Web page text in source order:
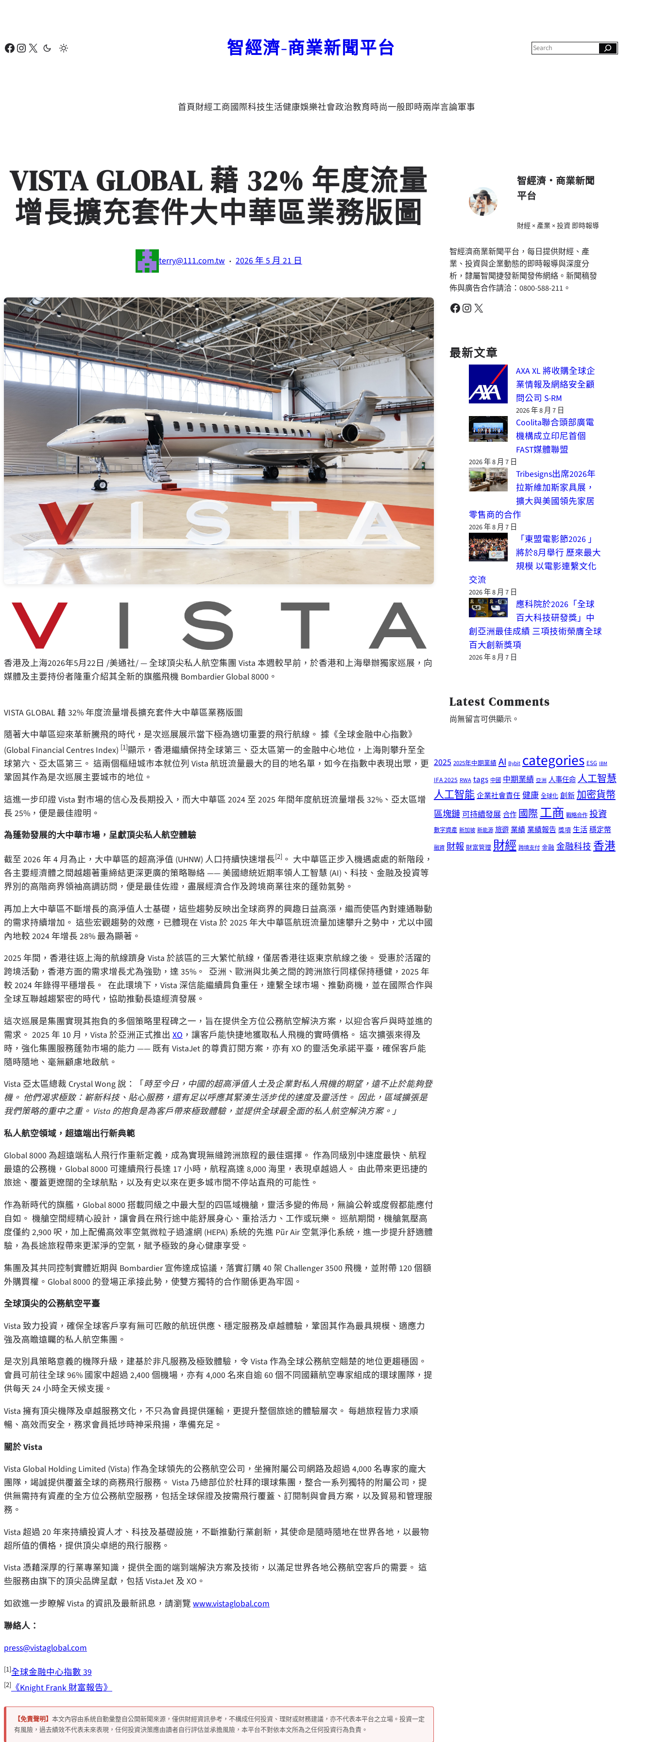
要
Facebook Instagram X 智經濟-商業新聞平台
c
首頁財經工商國際科技生活健康娛樂社會政治教育時尚一般即時兩岸言論軍事
VISTA GLOBAL 藉 32% 年度流量
增長擴充套件大中華區業務版圖
terry@111.com.tw · 2026 年 5 月 21 日
香港及上海2026年5月22日 /美通社/ — 全球頂尖私人航空集團 Vista 本週較早前，於香港和上海舉辦獨家巡展，向
媒體及主要持份者隆重介紹其全新的旗艦飛機 Bombardier Global 8000。
VISTA GLOBAL 藉 32% 年度流量增長擴充套件大中華區業務版圖
隨著大中華區迎來革新騰飛的時代，是次巡展展示當下極為適切重要的飛行航線。 據《全球金融中心指數》
(Global Financial Centres Index) [1]顯示，香港繼續保持全球第三、亞太區第一的金融中心地位，上海則攀升至全
球第六、亞太區第三。 這兩個樞紐城市本就位列 Vista 航班流量最大的目的地名單，如今在指數中表現出眾，更
鞏固其作為是次巡展主要城市的地位。
這進一步印證 Vista 對市場的信心及長期投入，而大中華區 2024 至 2025 年間年度航班流量增長 32%、亞太區增
長 25%，便是最佳證明。
為蓬勃發展的大中華市場，呈獻頂尖私人航空體驗
截至 2026 年 4 月為止，大中華區的超高淨值 (UHNW) 人口持續快速增長[2] 。 大中華區正步入機遇處處的新階段，
各主要經濟體之間越趨著重締結更深更廣的策略聯絡 —— 美國總統近期率領人工智慧 (AI)、科技、金融及投資等
界別的高階商界領袖高調訪問，便是最佳佐證，盡展經濟合作及跨境商業往來的蓬勃氣勢。
再加上大中華區不斷增長的高淨值人士基礎，這些趨勢反映出全球商界的興趣日益高漲，繼而使區內對連通聯動
的需求持續增加。 這些宏觀趨勢的效應，已體現在 Vista 於 2025 年大中華區航班流量加速攀升之勢中，尤以中國
內地較 2024 年增長 28% 最為顯著。
2025 年間，香港往返上海的航線躋身 Vista 於該區的三大繁忙航線，僅居香港往返東京航線之後。 受惠於活躍的
跨境活動，香港方面的需求增長尤為強勁，達 35%。 亞洲、歐洲與北美之間的跨洲旅行同樣保持穩健，2025 年
較 2024 年錄得平穩增長。 在此環境下，Vista 深信能繼續肩負重任，連繫全球市場、推動商機，並在國際合作與
全球互聯越趨緊密的時代，協助推動長遠經濟發展。
這次巡展是集團實現其抱負的多個策略里程碑之一，旨在提供全方位公務航空解決方案，以迎合客戶與時並進的
需求。 2025 年 10 月，Vista 於亞洲正式推出 XO ，讓客戶能快捷地獲取私人飛機的實時價格。 這次擴張來得及
時，強化集團服務蓬勃市場的能力 —— 既有 VistaJet 的尊貴訂閱方案，亦有 XO 的靈活免承諾平臺，確保客戶能
隨時隨地、毫無顧慮地啟航。
Vista 亞太區總裁 Crystal Wong 說：「時至今日，中國的超高淨值人士及企業對私人飛機的期望，遠不止於能夠登
機。 他們渴求極致：嶄新科技、貼心服務，還有足以呼應其緊湊生活步伐的速度及靈活性。 因此，區域擴張是
我們策略的重中之重。 Vista 的抱負是為客戶帶來極致體驗，並提供全球最全面的私人航空解決方案。」
私人航空領域，超遠端出行新典範
Global 8000 為超遠端私人飛行作重新定義，成為實現無縫跨洲旅程的最佳選擇。 作為同級別中速度最快、航程
最遠的公務機，Global 8000 可連續飛行長達 17 小時，航程高達 8,000 海里，表現卓越過人。 由此帶來更迅捷的
旅途、覆蓋更遼闊的全球航點，以及有史以來在更多城市間不停站直飛的可能性。
作為新時代的旗艦，Global 8000 搭載同級之中最大型的四區域機艙，靈活多變的佈局，無論公幹或度假都能應付
自如。 機艙空間經精心設計，讓會員在飛行途中能舒展身心、重拾活力、工作或玩樂。 巡航期間，機艙氣壓高
度僅約 2,900 呎，加上配備高效率空氣微粒子過濾網 (HEPA) 系統的先進 Pũr Air 空氣淨化系統，進一步提升舒適體
驗，為長途旅程帶來更潔淨的空氣，賦予極致的身心健康享受。
集團及其共同控制實體近期與 Bombardier 宣佈達成協議，落實訂購 40 架 Challenger 3500 飛機，並附帶 120 個額
外購買權。Global 8000 的登場正承接此勢，使雙方獨特的合作關係更為牢固。
全球頂尖的公務航空平臺
Vista 致力投資，確保全球客戶享有無可匹敵的航班供應、穩定服務及卓越體驗，鞏固其作為最具規模、適應力
強及高瞻遠矚的私人航空集團。
是次別具策略意義的機隊升級，建基於非凡服務及極致體驗，令 Vista 作為全球公務航空翹楚的地位更趨穩固。
會員可前往全球 96% 國家中超過 2,400 個機場，亦有 4,000 名來自逾 60 個不同國籍航空專家組成的環球團隊，提
供每天 24 小時全天候支援。
Vista 擁有頂尖機隊及卓越服務文化，不只為會員提供運輸，更提升整個旅途的體驗層次。 每趟旅程皆力求順
暢、高效而安全，務求會員抵埗時神采飛揚，準備充足。
關於 Vista
Vista Global Holding Limited (Vista) 作為全球領先的公務航空公司，坐擁附屬公司網路及超過 4,000 名專家的龐大
團隊，竭誠提供覆蓋全球的商務飛行服務。 Vista 乃總部位於杜拜的環球集團，整合一系列獨特的附屬公司，提
供無需持有資產的全方位公務航空服務，包括全球保證及按需飛行覆蓋、訂閱制與會員方案，以及貿易和管理服
務。
Vista 超過 20 年來持續投資人才、科技及基礎設施，不斷推動行業創新，其使命是隨時隨地在世界各地，以最物
超所值的價格，提供頂尖卓絕的飛行服務。
Vista 憑藉深厚的行業專業知識，提供全面的端到端解決方案及技術，以滿足世界各地公務航空客戶的需要。 這
些服務由旗下的頂尖品牌呈獻，包括 VistaJet 及 XO。
如欲進一步瞭解 Vista 的資訊及最新訊息，請瀏覽 www.vistaglobal.com
聯絡人：
press@vistaglobal.com
[1]全球金融中心指數 39
[2] 《Knight Frank 財富報告》
【免責聲明】 本文內容由系統自動彙整自公開新聞來源，僅供財經資訊參考，不構成任何投資、理財或財務建議，亦不代表本平台之立場。投資一定
有風險，過去績效不代表未來表現，任何投資決策應由讀者自行評估並承擔風險，本平台不對依本文所為之任何投資行為負責。
智經濟・商業新聞
平台
財經 × 產業 × 投資 即時報導
智經濟商業新聞平台，每日提供財經、產
業、投資與企業動態的即時報導與深度分
析，隸屬智聞捷發新聞發佈網絡。新聞稿發
佈與廣告合作請洽：0800-588-211。
Facebook Instagram X
最新文章
AXA XL 將收購全球企
業情報及網絡安全顧
問公司 S-RM
2026 年 8 月 7 日
Coolita聯合頭部廣電
機構成立印尼首個
FAST媒體聯盟
2026 年 8 月 7 日
Tribesigns出席2026年
拉斯維加斯家具展，
擴大與美國領先家居
零售商的合作
2026 年 8 月 7 日
「東盟電影節2026 」
將於8月舉行 歷來最大
規模 以電影連繫文化
交流
2026 年 8 月 7 日
應科院於2026「全球
百大科技研發獎」中
創亞洲最佳成績 三項技術榮膺全球
百大創新獎項
2026 年 8 月 7 日
Latest Comments
尚無留言可供顯示。
2025 2025年中期業績 AI Bybit categories ESG IBM
IFA 2025 RWA tags 中國 中期業績 亞洲 人事任命人工智慧
人工智能企業社會責任健康 全球化 創新 加密貨幣
區塊鏈可持續發展合作國際工商 戰略合作 投資
數字資產 新加坡 新能源 旅遊業績業績報告 獎項 生活穩定幣
融資 財報 財富管理 財經 跨境支付 金融 金融科技香港